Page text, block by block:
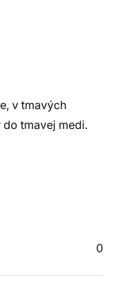
v tmavých
tmavej medi.
0